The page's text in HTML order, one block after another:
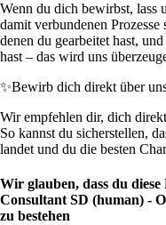
Wenn du dich bewirbst, lass
damit verbundenen
denen du gearbeitet hast,
hast – das wird uns
✨Bewirb dich direkt über
Wir empfehlen dir, dich
So kannst du sicherstellen,
landet und du die besten
Wir glauben, dass du
Consultant SD (human) -
zu bestehen